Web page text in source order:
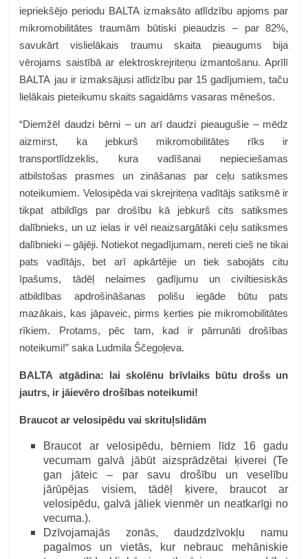
iepriekšējo periodu BALTA izmaksāto atlīdzību apjoms par
mikromobilitātes traumām būtiski pieaudzis – par 82%,
savukārt vislielākais traumu skaita pieaugums bija
vērojams saistībā ar elektroskrejriteņu izmantošanu. Aprīlī
BALTA jau ir izmaksājusi atlīdzību par 15 gadījumiem, taču
lielākais pieteikumu skaits sagaidāms vasaras mēnešos.
“Diemžēl daudzi bērni – un arī daudzi pieaugušie – mēdz
aizmirst, ka jebkurš mikromobilitātes rīks ir
transportlīdzeklis, kura vadīšanai nepieciešamas
atbilstošas prasmes un zināšanas par ceļu satiksmes
noteikumiem. Velosipēda vai skrejriteņa vadītājs satiksmē ir
tikpat atbildīgs par drošību kā jebkurš cits satiksmes
dalībnieks, un uz ielas ir vēl neaizsargātāki ceļu satiksmes
dalībnieki – gājēji. Notiekot negadījumam, nereti cieš ne tikai
pats vadītājs, bet arī apkārtējie un tiek sabojāts citu
īpašums, tādēļ nelaimes gadījumu un civiltiesiskās
atbildības apdrošināšanas polišu iegāde būtu pats
mazākais, kas jāpaveic, pirms ķerties pie mikromobilitātes
rīkiem. Protams, pēc tam, kad ir pārrunāti drošības
noteikumi!” saka Ludmila Ščegoļeva.
BALTA atgādina: lai skolēnu brīvlaiks būtu drošs un
jautrs, ir jāievēro drošības noteikumi!
Braucot ar velosipēdu vai skrituļslidām
Braucot ar velosipēdu, bērniem līdz 16 gadu
vecumam galvā jābūt aizsprādzētai ķiverei (Te
gan jāteic – par savu drošību un veselību
jārūpējas visiem, tādēļ ķivere, braucot ar
velosipēdu, galvā jāliek vienmēr un neatkarīgi no
vecuma.).
Dzīvojamajās zonās, daudzdzīvokļu namu
pagalmos un vietās, kur nebrauc mehāniskie